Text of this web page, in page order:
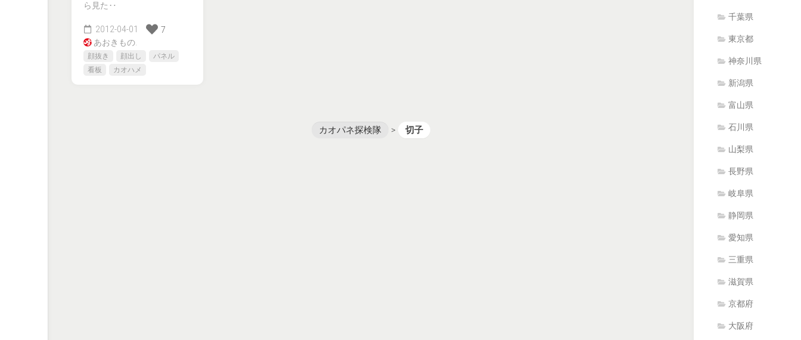
ら見た‥
2012-04-01
7
あおきもの.
顔抜き 顔出し
パネル
看板
カオハメ
カオパネ探検隊 > 切子
千葉県
東京都
神奈川県
新潟県
富山県
石川県
山梨県
長野県
岐阜県
静岡県
愛知県
三重県
滋賀県
京都府
大阪府